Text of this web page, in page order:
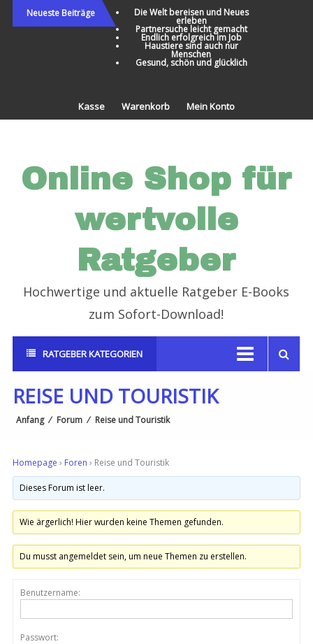
Direkt
zum
Neueste Beiträge Die Welt bereisen und Neues
erleben
Partnersuche leicht gemacht
Endlich erfolgreich im Job
Haustiere sind auch nur
Menschen
Gesund, schön und glücklich
Kasse Warenkorb Mein Konto
Online Shop für
wertvolle
Ratgeber
Hochwertige und aktuelle Ratgeber E-Books
zum Sofort-Download!
RATGEBER KATEGORIEN
REISE UND TOURISTIK
Anfang ⁄ Forum ⁄ Reise und Touristik
Homepage › Foren › Reise und Touristik
Dieses Forum ist leer.
Wie ärgerlich! Hier wurden keine Themen gefunden.
Du musst angemeldet sein, um neue Themen zu erstellen.
Benutzername:
Passwort: